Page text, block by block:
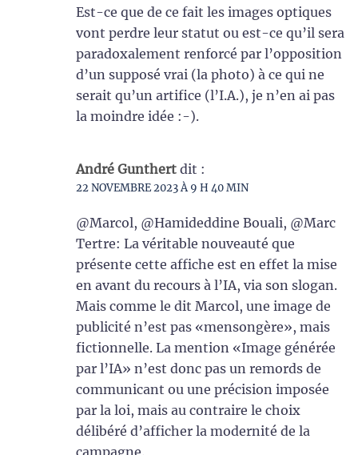
Est-ce que de ce fait les images optiques
vont perdre leur statut ou est-ce qu’il sera
paradoxalement renforcé par l’opposition
d’un supposé vrai (la photo) à ce qui ne
serait qu’un artifice (l’I.A.), je n’en ai pas
la moindre idée :-).
André Gunthert dit :
22 NOVEMBRE 2023 À 9 H 40 MIN
@Marcol, @Hamideddine Bouali, @Marc
Tertre: La véritable nouveauté que
présente cette affiche est en effet la mise
en avant du recours à l’IA, via son slogan.
Mais comme le dit Marcol, une image de
publicité n’est pas «mensongère», mais
fictionnelle. La mention «Image générée
par l’IA» n’est donc pas un remords de
communicant ou une précision imposée
par la loi, mais au contraire le choix
délibéré d’afficher la modernité de la
campagne.